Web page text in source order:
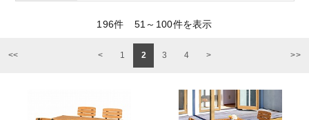
196件 51～100件を表示
<< < 1 2 3 4 > >>